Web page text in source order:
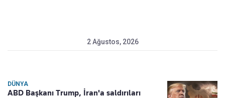
2 Ağustos, 2026
DÜNYA
ABD Başkanı Trump, İran'a saldırıları